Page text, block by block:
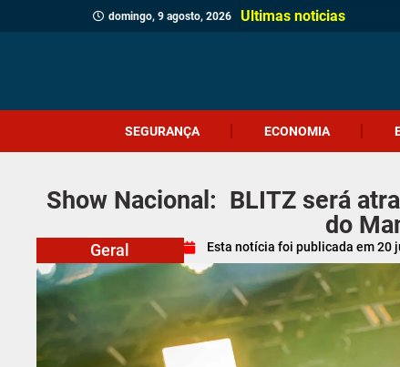
domingo, 9 agosto, 2026 Ultimas noticias
SEGURANÇA ECONOMIA
Show Nacional: BLITZ será
do
Geral Esta notícia foi publicada em 20